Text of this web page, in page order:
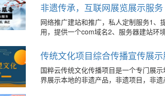
非遗传承，互联网展览展示服务
网络推广建站和推广，私人定制服务1、
用，提供一个com域名2、服务器建站环
传统文化项目综合传播宣传展
国粹云传统文化传播项目是一个专门展
界展示本地的非遗产品，非遗项目，非